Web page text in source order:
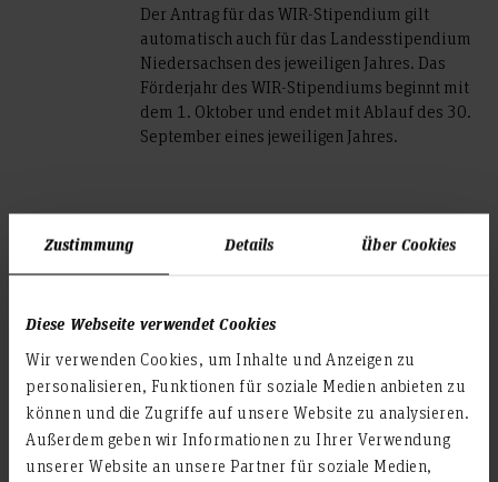
Zustimmung Details Über Cookies
Diese Webseite verwendet Cookies
Wir verwenden Cookies, um Inhalte und Anzeigen zu
personalisieren, Funktionen für soziale Medien anbieten zu
können und die Zugriffe auf unsere Website zu analysieren.
Außerdem geben wir Informationen zu Ihrer Verwendung
unserer Website an unsere Partner für soziale Medien,
Der Antrag für das WIR-Stipendium gilt
automatisch auch für das Landesstipendium
Niedersachsen des jeweiligen Jahres. Das
Förderjahr des WIR-Stipendiums beginnt mit
dem 1. Oktober und endet mit Ablauf des 30.
September eines jeweiligen Jahres.
Die Antragstellung erfolgt erstmals bitte
online !